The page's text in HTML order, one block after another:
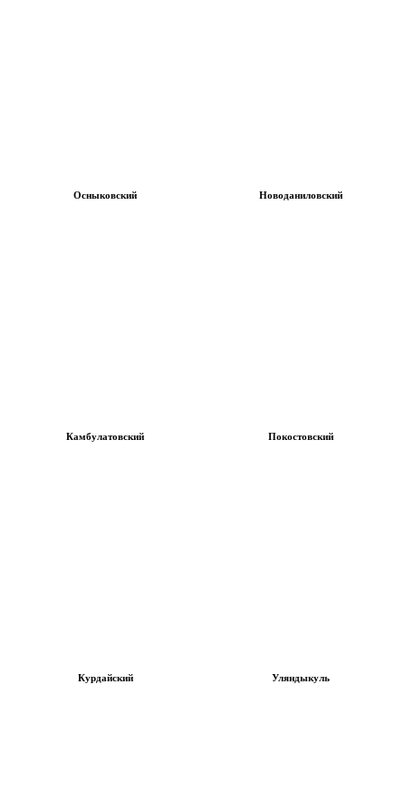
Осныковский Новоданиловский
Камбулатовский Покостовский
Курдайский Уляндыкуль